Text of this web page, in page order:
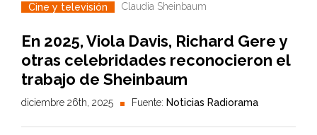
Cine y televisión Claudia Sheinbaum
En 2025, Viola Davis, Richard Gere y
otras celebridades reconocieron el
trabajo de Sheinbaum
diciembre 26th, 2025 Fuente: Noticias Radiorama